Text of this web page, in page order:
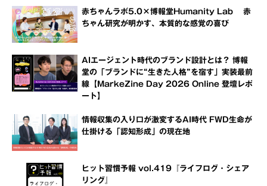
赤ちゃんラボ5.0×博報堂Humanity Lab 赤
ちゃん研究が明かす、本質的な感覚の喜び
AIエージェント時代のブランド設計とは？ 博報
堂の「ブランドに“生きた人格”を宿す」実装最前
線【MarkeZine Day 2026 Online 登壇レポ
ート】
情報収集の入り口が激変するAI時代 FWD生命が
仕掛ける「認知形成」の現在地
ヒット習慣予報 vol.419『ライフログ・シェア
リング』